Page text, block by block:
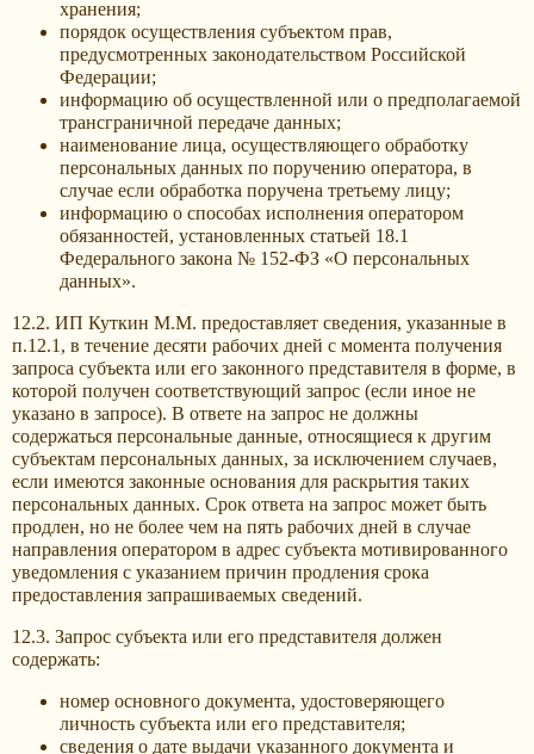
хранения;
порядок осуществления субъектом прав,
предусмотренных законодательством Российской
Федерации;
информацию об осуществленной или о предполагаемой
трансграничной передаче данных;
наименование лица, осуществляющего обработку
персональных данных по поручению оператора, в
случае если обработка поручена третьему лицу;
информацию о способах исполнения оператором
обязанностей, установленных статьей 18.1
Федерального закона № 152-ФЗ «О персональных
данных».
12.2. ИП Куткин М.М. предоставляет сведения, указанные в
п.12.1, в течение десяти рабочих дней с момента получения
запроса субъекта или его законного представителя в форме, в
которой получен соответствующий запрос (если иное не
указано в запросе). В ответе на запрос не должны
содержаться персональные данные, относящиеся к другим
субъектам персональных данных, за исключением случаев,
если имеются законные основания для раскрытия таких
персональных данных. Срок ответа на запрос может быть
продлен, но не более чем на пять рабочих дней в случае
направления оператором в адрес субъекта мотивированного
уведомления с указанием причин продления срока
предоставления запрашиваемых сведений.
12.3. Запрос субъекта или его представителя должен
содержать:
номер основного документа, удостоверяющего
личность субъекта или его представителя;
сведения о дате выдачи указанного документа и